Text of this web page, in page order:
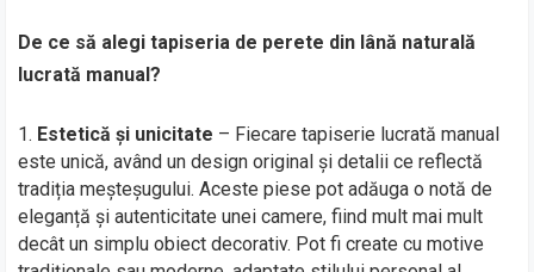
De ce să alegi tapiseria de perete din lână naturală
lucrată manual?
Estetică și unicitate – Fiecare tapiserie lucrată manual
este unică, având un design original și detalii ce reflectă
tradiția meșteșugului. Aceste piese pot adăuga o notă de
eleganță și autenticitate unei camere, fiind mult mai mult
decât un simplu obiect decorativ. Pot fi create cu motive